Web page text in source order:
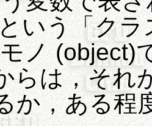
いう「ク
ノ (object)
らは，それ
か，ある程